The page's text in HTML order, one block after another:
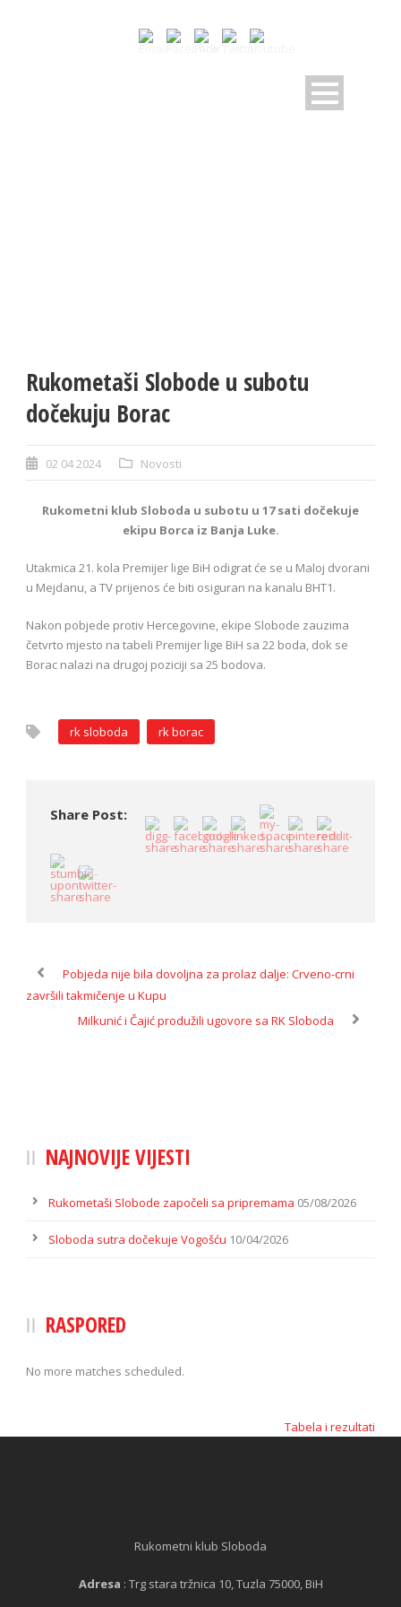
Rukometaši Slobode u subotu
dočekuju Borac
02 04 2024 Novosti
Rukometni klub Sloboda u subotu u 17 sati dočekuje
ekipu Borca iz Banja Luke.
Utakmica 21. kola Premijer lige BiH odigrat će se u Maloj dvorani
u Mejdanu, a TV prijenos će biti osiguran na kanalu BHT1.
Nakon pobjede protiv Hercegovine, ekipe Slobode zauzima
četvrto mjesto na tabeli Premijer lige BiH sa 22 boda, dok se
Borac nalazi na drugoj poziciji sa 25 bodova.
rk sloboda rk borac
Share Post:
Pobjeda nije bila dovoljna za prolaz dalje: Crveno-crni
završili takmičenje u Kupu
Milkunić i Čajić produžili ugovore sa RK Sloboda
NAJNOVIJE VIJESTI
Rukometaši Slobode započeli sa pripremama 05/08/2026
Sloboda sutra dočekuje Vogošću 10/04/2026
RASPORED
No more matches scheduled.
Tabela i rezultati
Rukometni klub Sloboda
Adresa : Trg stara tržnica 10, Tuzla 75000, BiH